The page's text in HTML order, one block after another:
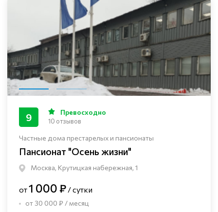
Частные дома престарелых и пансионаты
Пансионат "Осень жизни"
Москва, Крутицкая набережная, 1
9 Превосходно
10 отзывов
от1 000 ₽ / сутки
от 30 000 ₽ / месяц